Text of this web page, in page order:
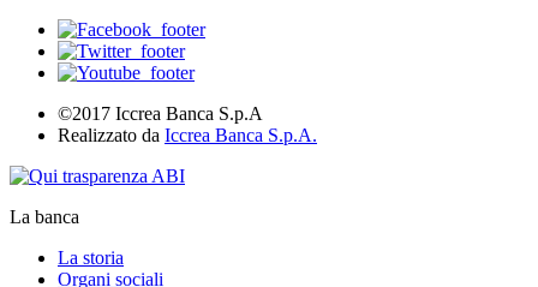
©2017 Iccrea Banca S.p.A
Realizzato da Iccrea Banca S.p.A.
La banca
La storia
Organi sociali